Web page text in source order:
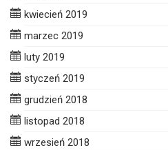
kwiecień 2019
marzec 2019
luty 2019
styczeń 2019
grudzień 2018
listopad 2018
wrzesień 2018